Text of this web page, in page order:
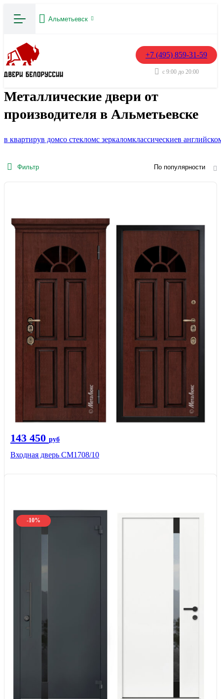
Альметьевск
+7 (495) 859-31-59
с 9:00 до 20:00
Металлические двери от
производителя в Альметьевске
в квартирув домсо стекломс зеркаломклассическиев
Фильтр По популярности
143 450 руб
Входная дверь CМ1708/10
-10%